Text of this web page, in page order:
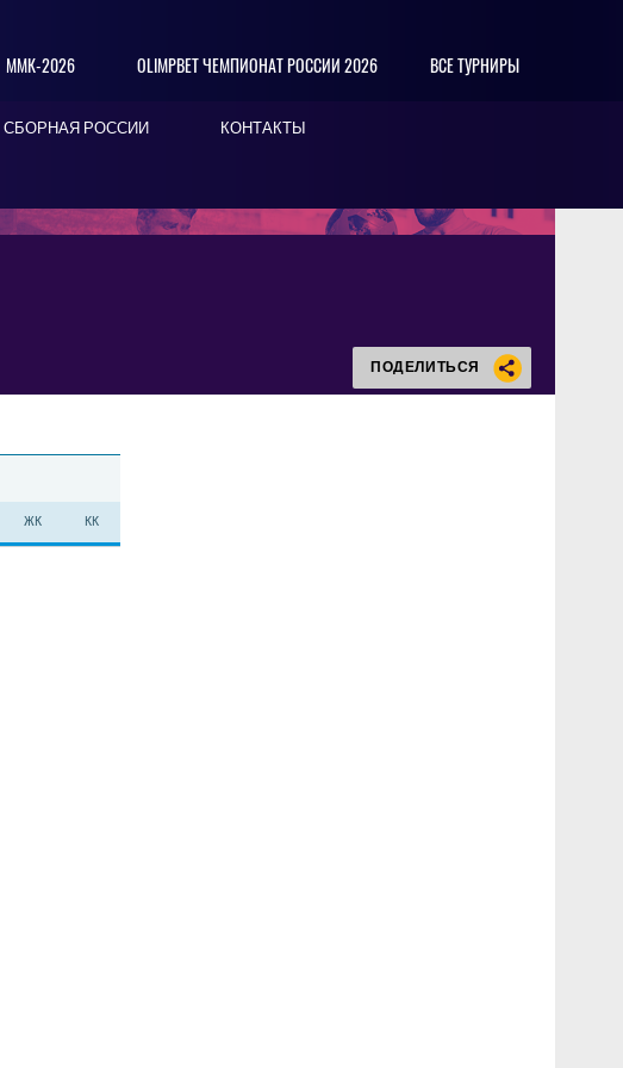
ММК-2026 OLIMPBET ЧЕМПИОНАТ РОССИИ 2026 ВСЕ ТУРНИРЫ
СБОРНАЯ РОССИИ КОНТАКТЫ
ПОДЕЛИТЬСЯ
ЖК КК